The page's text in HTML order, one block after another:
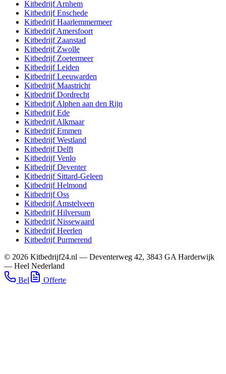
KitbedrijfArnhem
KitbedrijfEnschede
KitbedrijfHaarlemmermeer
KitbedrijfAmersfoort
Kitbedrijf Zaanstad
Kitbedrijf Zwolle
Kitbedrijf Zoetermeer
KitbedrijfLeiden
KitbedrijfLeeuwarden
KitbedrijfMaastricht
KitbedrijfDordrecht
KitbedrijfAlphen aan den Rijn
KitbedrijfEde
KitbedrijfAlkmaar
KitbedrijfEmmen
KitbedrijfWestland
KitbedrijfDelft
KitbedrijfVenlo
KitbedrijfDeventer
Kitbedrijf Sittard-Geleen
KitbedrijfHelmond
KitbedrijfOss
KitbedrijfAmstelveen
KitbedrijfHilversum
KitbedrijfNissewaard
KitbedrijfHeerlen
KitbedrijfPurmerend
© 2026 Kitbedrijf24.nl — Deventerweg 42, 3843 GA Harderwijk
— Heel Nederland
Bel
Offerte